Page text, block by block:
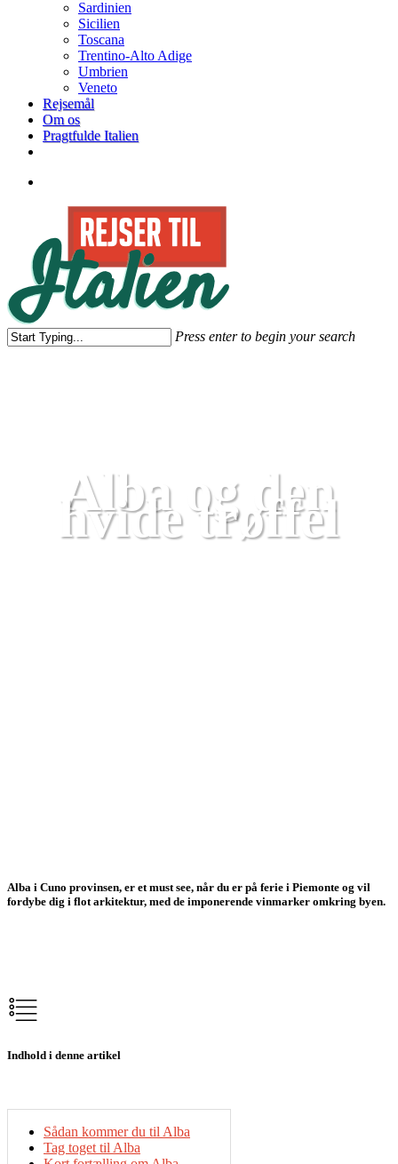
Sardinien
Sicilien
Toscana
Trentino-Alto Adige
Umbrien
Veneto
Rejsemål
Om os
Pragtfulde Italien
Press enter to begin your search
Alba og den
hvide trøffel
Alba i Cuno provinsen, er et must see, når du er på ferie i Piemonte og vil
fordybe dig i flot arkitektur, med de imponerende vinmarker omkring byen.
Indhold i denne artikel
Sådan kommer du til Alba
Tag toget til Alba